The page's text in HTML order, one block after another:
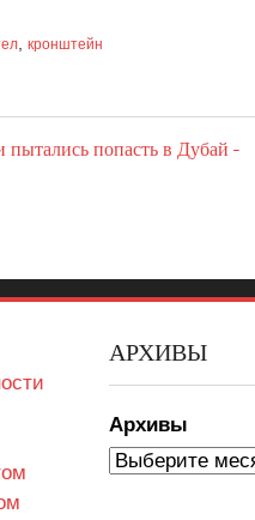
, кронштейн
попасть в Дубай -
АРХИВЫ
Архивы